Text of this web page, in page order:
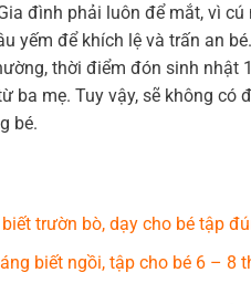
đình phải luôn để mắt, vì
yếm để khích lệ và trấn an
thời điểm đón sinh nhật
ba mẹ. Tuy vậy, sẽ không có
bé.
trườn bò, dạy cho bé tập
biết ngồi, tập cho bé 6 – 8